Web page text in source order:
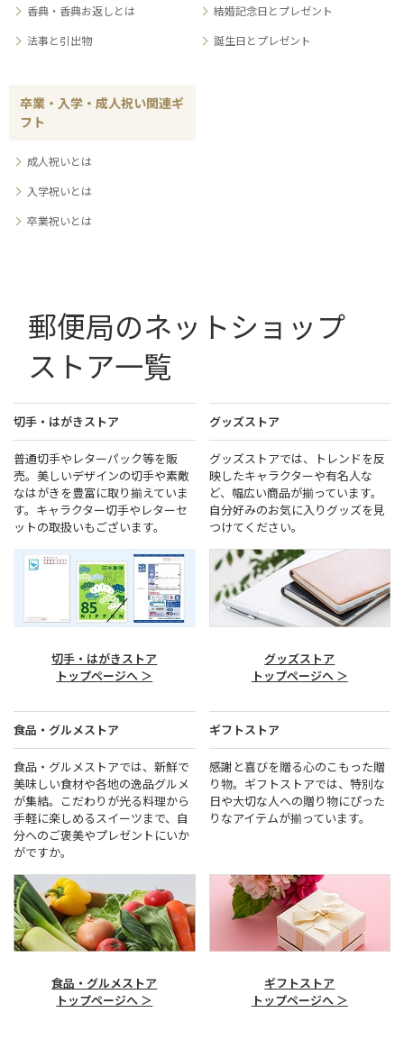
香典・香典お返しとは
法事と引出物
結婚記念日とプレゼント
誕生日とプレゼント
卒業・入学・成人祝い関連ギ
フト
成人祝いとは
入学祝いとは
卒業祝いとは
郵便局のネットショップ
ストア一覧
切手・はがきストア
普通切手やレターパック等を販
売。美しいデザインの切手や素敵
なはがきを豊富に取り揃えていま
す。キャラクター切手やレターセ
ットの取扱いもございます。
切手・はがきストア
トップページへ ＞
グッズストア
グッズストアでは、トレンドを反
映したキャラクターや有名人な
ど、幅広い商品が揃っています。
自分好みのお気に入りグッズを見
つけてください。
グッズストア
トップページへ ＞
食品・グルメストア
食品・グルメストアでは、新鮮で
美味しい食材や各地の逸品グルメ
が集結。こだわりが光る料理から
手軽に楽しめるスイーツまで、自
分へのご褒美やプレゼントにいか
がですか。
食品・グルメストア
トップページへ ＞
ギフトストア
感謝と喜びを贈る心のこもった贈
り物。ギフトストアでは、特別な
日や大切な人への贈り物にぴった
りなアイテムが揃っています。
ギフトストア
トップページへ ＞